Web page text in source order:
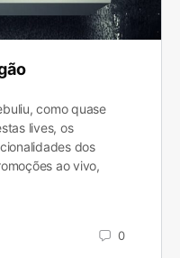
como quase
lives, os
dos
ao vivo,
0